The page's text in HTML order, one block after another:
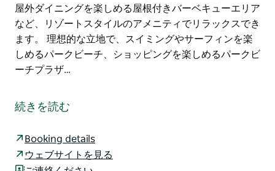
屋外ダイニングを楽しめる屋根付きバーベキューエリア
など、リゾートスタイルのアメニティでリラックスでき
ます。 理想的な立地で、スイミングやサーフィンを楽
しめるパークビーチ、ショッピングを楽しめるパークビ
ーチプラザ…
だける歴史ある隠れ家、オーシャンパレード4へようこ
そ。象徴的なパークビーチの真向かいに位置するこのヴ
が融合し、忘れられない海辺の休暇をお過ごしいただけ
ます。
続きを読む
Booking details
ウェブサイトを見る